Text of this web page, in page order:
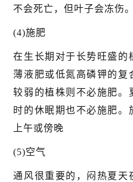
不会死亡，但叶子会冻伤。
(4)施肥
在生长期对于长势旺盛的
薄液肥或低氮高磷钾的复
较弱的植株则不必施肥。
时的休眠期也不必施肥。
上午或傍晚
(5)空气
通风很重要的，闷热夏天